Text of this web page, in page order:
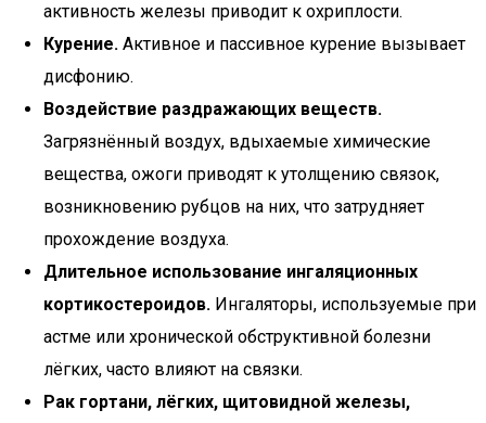
активность железы приводит к охриплости.
Курение. Активное и пассивное курение вызывает
дисфонию.
Воздействие раздражающих веществ.
Загрязнённый воздух, вдыхаемые химические
вещества, ожоги приводят к утолщению связок,
возникновению рубцов на них, что затрудняет
прохождение воздуха.
Длительное использование ингаляционных
кортикостероидов. Ингаляторы, используемые при
астме или хронической обструктивной болезни
лёгких, часто влияют на связки.
Рак гортани, лёгких, щитовидной железы,